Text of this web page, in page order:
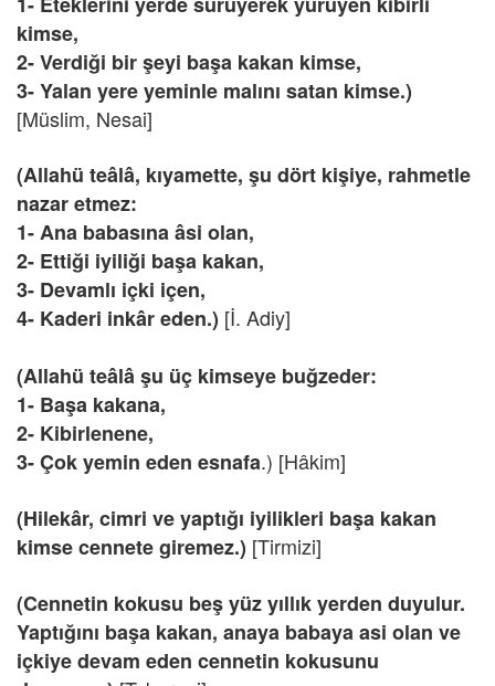
kimse,
2- Verdiği bir şeyi başa kakan kimse,
3- Yalan yere yeminle malını satan kimse.)
[Müslim, Nesai]
(Allahü teâlâ, kıyamette, şu dört kişiye, rahmetle
nazar etmez:
1- Ana babasına âsi olan,
2- Ettiği iyiliği başa kakan,
3- Devamlı içki içen,
4- Kaderi inkâr eden.) [İ. Adiy]
(Allahü teâlâ şu üç kimseye buğzeder:
1- Başa kakana,
2- Kibirlenene,
3- Çok yemin eden esnafa.) [Hâkim]
(Hilekâr, cimri ve yaptığı iyilikleri başa kakan
kimse cennete giremez.) [Tirmizi]
(Cennetin kokusu beş yüz yıllık yerden duyulur.
Yaptığını başa kakan, anaya babaya asi olan ve
içkiye devam eden cennetin kokusunu